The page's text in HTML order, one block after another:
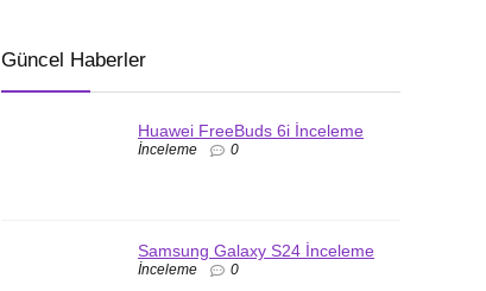
Güncel Haberler
Huawei FreeBuds 6i İnceleme
İnceleme 0
Samsung Galaxy S24 İnceleme
İnceleme 0